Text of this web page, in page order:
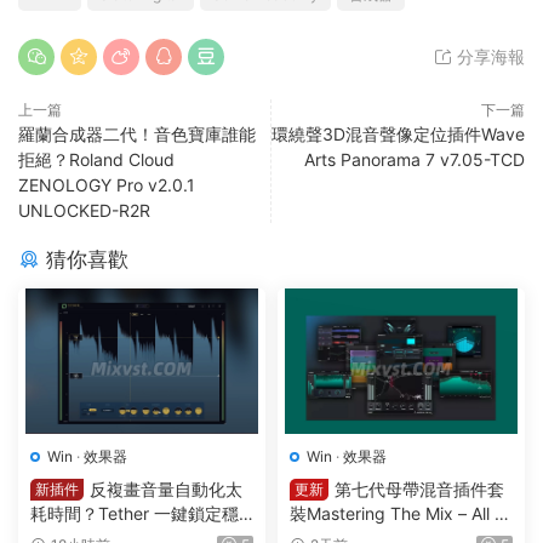
分享海報
上一篇
羅蘭合成器二代！音色寶庫誰能
拒絕？Roland Cloud
ZENOLOGY Pro v2.0.1
UNLOCKED-R2R
下一篇
環繞聲3D混音聲像定位插件Wave
Arts Panorama 7 v7.05-TCD
猜你喜歡
Win · 效果器
新插件
反複畫音量自動化太
耗時間？Tether 一鍵鎖定穩
定響度1可視化智能電平均衡
Win · 效果器
更新 第七代母帶混音插件套
裝Mastering The Mix – All Pl
ugins Bundle v2026.08.03